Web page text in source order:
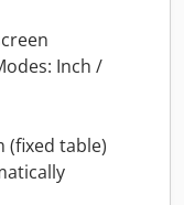
Inch /
(fixed table)